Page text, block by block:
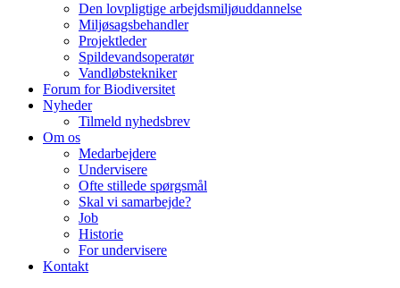
Den lovpligtige arbejdsmiljøuddannelse
Miljøsagsbehandler
Projektleder
Spilde­vands­operatør
Vandløbstekniker
Forum for Biodiversitet
Nyheder
Tilmeld nyhedsbrev
Om os
Medarbejdere
Undervisere
Ofte stillede spørgsmål
Skal vi samarbejde?
Job
Historie
For undervisere
Kontakt